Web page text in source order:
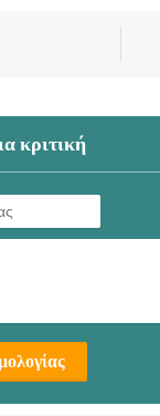
κριτική